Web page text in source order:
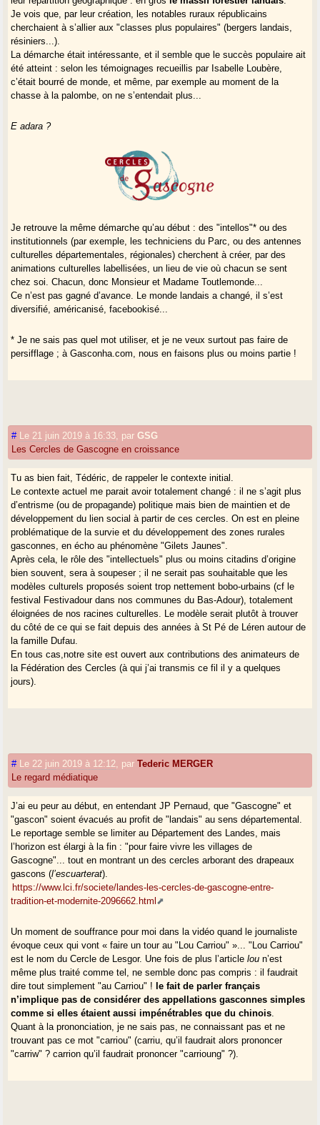
Je vois que, par leur création, les notables ruraux républicains
cherchaient à s’allier aux "classes plus populaires" (bergers landais,
résiniers...).
La démarche était intéressante, et il semble que le succès populaire ait
été atteint : selon les témoignages recueillis par Isabelle Loubère,
c’était bourré de monde, et même, par exemple au moment de la
chasse à la palombe, on ne s’entendait plus...
E adara ?
Je retrouve la même démarche qu’au début : des "intellos"* ou des
institutionnels (par exemple, les techniciens du Parc, ou des antennes
culturelles départementales, régionales) cherchent à créer, par des
animations culturelles labellisées, un lieu de vie où chacun se sent
chez soi. Chacun, donc Monsieur et Madame Toutlemonde...
Ce n’est pas gagné d’avance. Le monde landais a changé, il s’est
diversifié, américanisé, facebookisé...
* Je ne sais pas quel mot utiliser, et je ne veux surtout pas faire de
persifflage ; à Gasconha.com, nous en faisons plus ou moins partie !
# Le 21 juin 2019 à 16:33 parGSG
Les Cercles de Gascogne en croissance
Tu as bien fait, Tédéric, de rappeler le contexte initial.
Le contexte actuel me parait avoir totalement changé : il ne s’agit plus
d’entrisme (ou de propagande) politique mais bien de maintien et de
développement du lien social à partir de ces cercles. On est en pleine
problématique de la survie et du développement des zones rurales
gasconnes, en écho au phénomène "Gilets Jaunes".
Après cela, le rôle des "intellectuels" plus ou moins citadins d’origine
bien souvent, sera à soupeser ; il ne serait pas souhaitable que les
modèles culturels proposés soient trop nettement bobo-urbains (cf le
festival Festivadour dans nos communes du Bas-Adour), totalement
éloignées de nos racines culturelles. Le modèle serait plutôt à trouver
du côté de ce qui se fait depuis des années à St Pé de Léren autour de
la famille Dufau.
En tous cas,notre site est ouvert aux contributions des animateurs de
la Fédération des Cercles (à qui j’ai transmis ce fil il y a quelques
jours).
# Le 22 juin 2019 à 12:12 parTederic MERGER
Le regard médiatique
J’ai eu peur au début, en entendant JP Pernaud, que "Gascogne" et
"gascon" soient évacués au profit de "landais" au sens départemental.
Le reportage semble se limiter au Département des Landes, mais
l’horizon est élargi à la fin : "pour faire vivre les villages de
Gascogne"... tout en montrant un des cercles arborant des drapeaux
gascons (l’escuarterat).
https://www.lci.fr/societe/landes-les-cercles-de-gascogne-entre-
tradition-et-modernite-2096662.html
Un moment de souffrance pour moi dans la vidéo quand le journaliste
évoque ceux qui vont « faire un tour au "Lou Carriou" »... "Lou Carriou"
est le nom du Cercle de Lesgor. Une fois de plus l’articlelou n’est
même plus traité comme tel, ne semble donc pas compris : il faudrait
dire tout simplement "au Carriou" ! le fait de parler français
n’implique pas de considérer des appellations gasconnes simples
comme si elles étaient aussi impénétrables que du chinois
Quant à la prononciation, je ne sais pas, ne connaissant pas et ne
trouvant pas ce mot "carriou" (carriu, qu’il faudrait alors prononcer
"carriw" ? carrion qu’il faudrait prononcer "carrioung" ?).